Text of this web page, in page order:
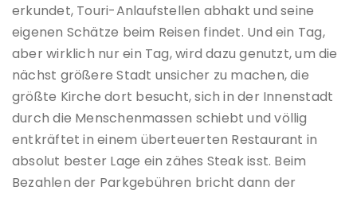
erkundet, Touri-Anlaufstellen abhakt und seine
eigenen Schätze beim Reisen findet. Und ein Tag,
aber wirklich nur ein Tag, wird dazu genutzt, um die
nächst größere Stadt unsicher zu machen, die
größte Kirche dort besucht, sich in der Innenstadt
durch die Menschenmassen schiebt und völlig
entkräftet in einem überteuerten Restaurant in
absolut bester Lage ein zähes Steak isst. Beim
Bezahlen der Parkgebühren bricht dann der